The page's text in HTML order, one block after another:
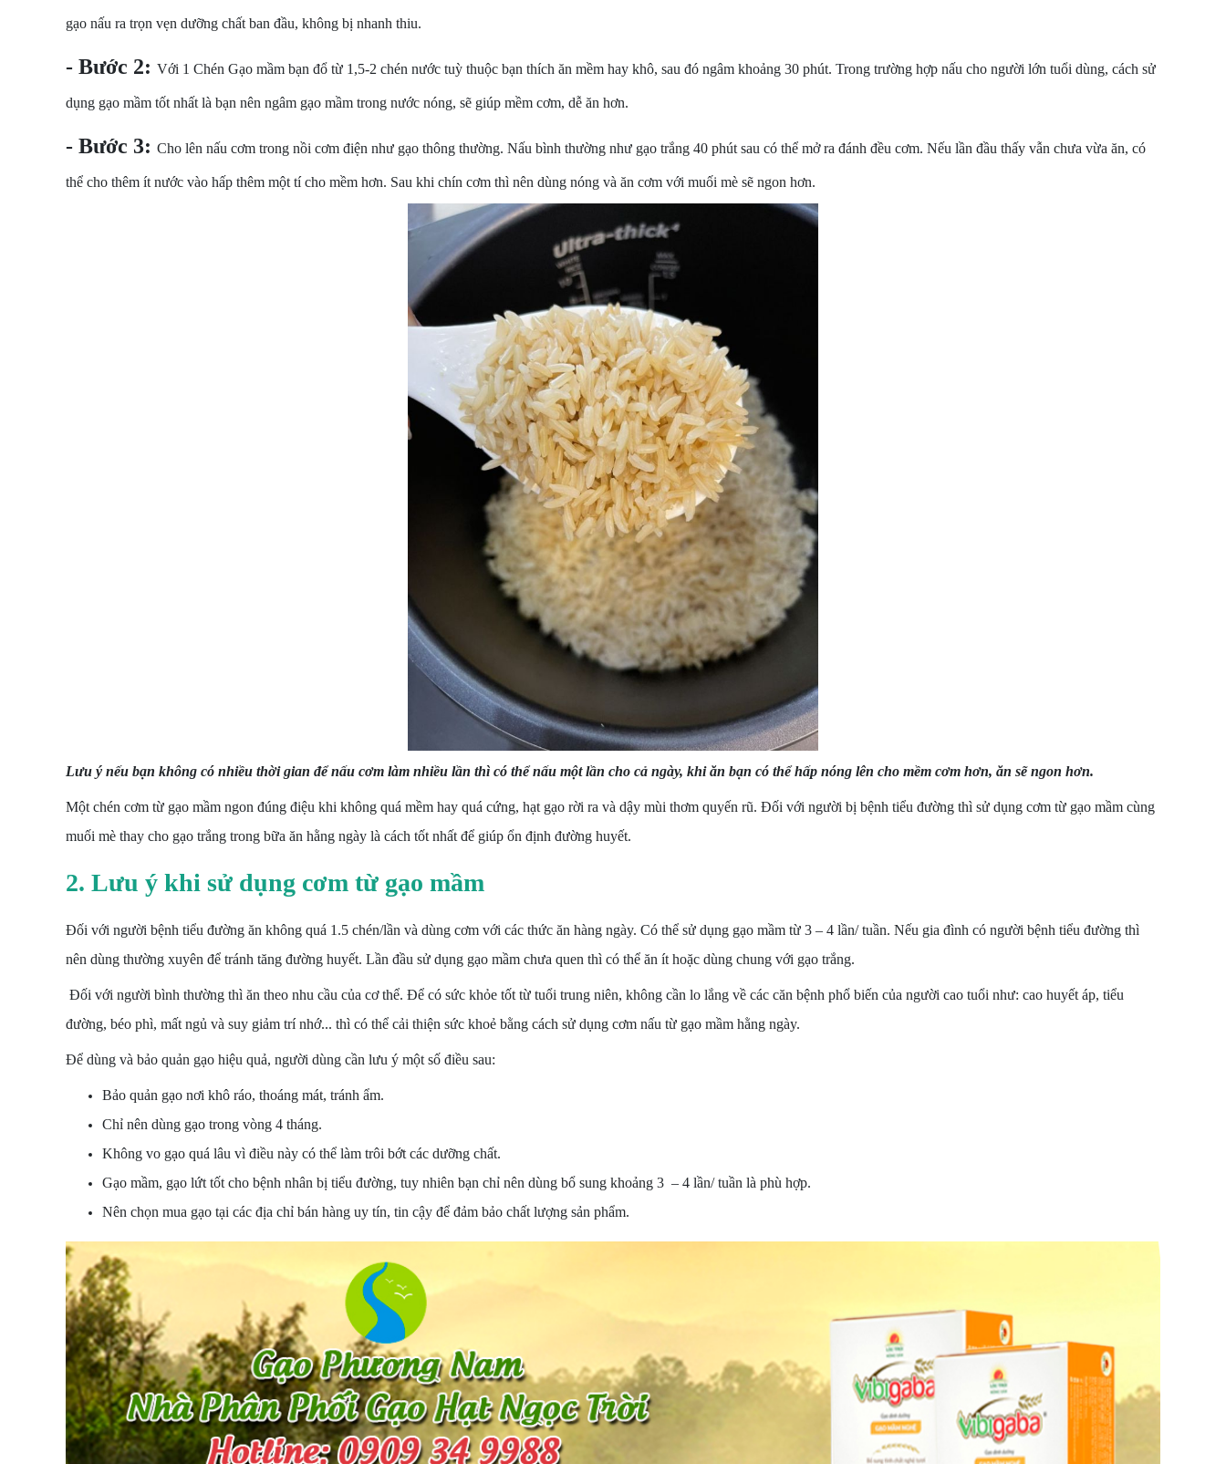
gạo nấu ra trọn vẹn dưỡng chất ban đầu, không bị nhanh thiu.
- Bước 2: Với 1 Chén Gạo mầm bạn đổ từ 1,5-2 chén nước tuỳ thuộc bạn thích ăn mềm hay khô, sau đó ngâm khoảng 30 phút. Trong trường hợp nấu cho người lớn tuổi dùng, cách sử
dụng gạo mầm tốt nhất là bạn nên ngâm gạo mầm trong nước nóng, sẽ giúp mềm cơm, dễ ăn hơn.
- Bước 3: Cho lên nấu cơm trong nồi cơm điện như gạo thông thường. Nấu bình thường như gạo trắng 40 phút sau có thể mở ra đánh đều cơm. Nếu lần đầu thấy vẫn chưa vừa ăn, có
thể cho thêm ít nước vào hấp thêm một tí cho mềm hơn. Sau khi chín cơm thì nên dùng nóng và ăn cơm với muối mè sẽ ngon hơn.
Lưu ý nếu bạn không có nhiều thời gian để nấu cơm làm nhiều lần thì có thể nấu một lần cho cả ngày, khi ăn bạn có thể hấp nóng lên cho mềm cơm hơn, ăn sẽ ngon hơn.
Một chén cơm từ gạo mầm ngon đúng điệu khi không quá mềm hay quá cứng, hạt gạo rời ra và dậy mùi thơm quyến rũ. Đối với người bị bệnh tiểu đường thì sử dụng cơm từ gạo mầm cùng
muối mè thay cho gạo trắng trong bữa ăn hằng ngày là cách tốt nhất để giúp ổn định đường huyết.
2. Lưu ý khi sử dụng cơm từ gạo mầm
Đối với người bệnh tiểu đường ăn không quá 1.5 chén/lần và dùng cơm với các thức ăn hàng ngày. Có thể sử dụng gạo mầm từ 3 – 4 lần/ tuần. Nếu gia đình có người bệnh tiểu đường thì
nên dùng thường xuyên để tránh tăng đường huyết. Lần đầu sử dụng gạo mầm chưa quen thì có thể ăn ít hoặc dùng chung với gạo trắng.
Đối với người bình thường thì ăn theo nhu cầu của cơ thể. Để có sức khỏe tốt từ tuổi trung niên, không cần lo lắng về các căn bệnh phổ biến của người cao tuổi như: cao huyết áp, tiểu
đường, béo phì, mất ngủ và suy giảm trí nhớ... thì có thể cải thiện sức khoẻ bằng cách sử dụng cơm nấu từ gạo mầm hằng ngày.
Để dùng và bảo quản gạo hiệu quả, người dùng cần lưu ý một số điều sau:
Bảo quản gạo nơi khô ráo, thoáng mát, tránh ẩm.
Chỉ nên dùng gạo trong vòng 4 tháng.
Không vo gạo quá lâu vì điều này có thể làm trôi bớt các dưỡng chất.
Gạo mầm, gạo lứt tốt cho bệnh nhân bị tiểu đường, tuy nhiên bạn chỉ nên dùng bổ sung khoảng 3 – 4 lần/ tuần là phù hợp.
Nên chọn mua gạo tại các địa chỉ bán hàng uy tín, tin cậy để đảm bảo chất lượng sản phẩm.